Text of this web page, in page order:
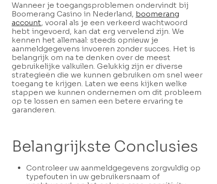
Wanneer je toegangsproblemen ondervindt bij
Boomerang Casino in Nederland, boomerang
account, vooral als je een verkeerd wachtwoord
hebt ingevoerd, kan dat erg vervelend zijn. We
kennen het allemaal: steeds opnieuw je
aanmeldgegevens invoeren zonder succes. Het is
belangrijk om na te denken over de meest
gebruikelijke valkuilen. Gelukkig zijn er diverse
strategieën die we kunnen gebruiken om snel weer
toegang te krijgen. Laten we eens kijken welke
stappen we kunnen ondernemen om dit probleem
op te lossen en samen een betere ervaring te
garanderen.
Belangrijkste Conclusies
Controleer uw aanmeldgegevens zorgvuldig op
typefouten in uw gebruikersnaam of